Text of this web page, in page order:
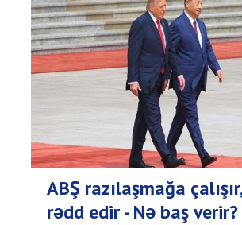
ABŞ razılaşmağa
rədd edir - Nə baş verir?